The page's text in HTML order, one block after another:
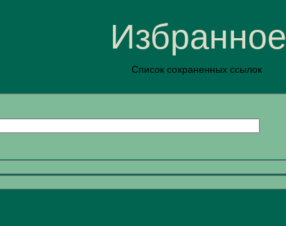
Избранное
Список сохраненных ссылок